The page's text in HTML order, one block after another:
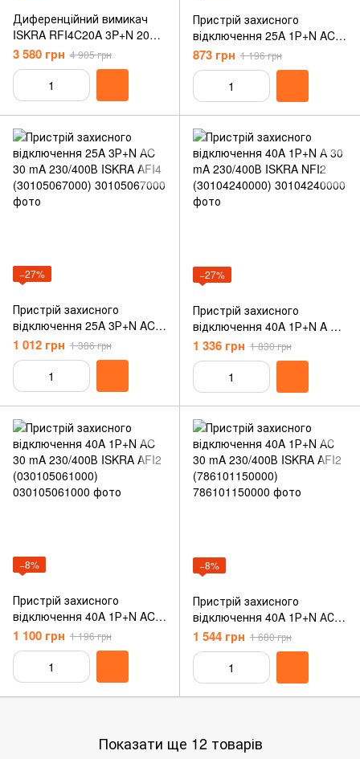
Диференційний вимикач
ISKRA RFI4C20A 3P+N 20A
A 30 mA DIN IP20
(786100979000)
3 580 грн 4 905 грн
Пристрій захисного
відключення 25A 1Р+N AC
30 mA 230/400В ISKRA AFI2
(30105058000)
873 грн 1 196 грн
−27%
Пристрій захисного
відключення 25A 3Р+N AC
30 mA 230/400В ISKRA AFI4
(30105067000)
1 012 грн 1 386 грн
−27%
Пристрій захисного
відключення 40A 1Р+N A 30
mA 230/400В ISKRA NFI2
(30104240000)
1 336 грн 1 830 грн
−8%
Пристрій захисного
відключення 40A 1Р+N AC
30 mA 230/400В ISKRA AFI2
(030105061000)
1 100 грн 1 196 грн
−8%
Пристрій захисного
відключення 40A 1Р+N АС
30 mA 230/400В ISKRA AFI2
(786101150000)
1 544 грн 1 680 грн
Показати ще 12 товарів